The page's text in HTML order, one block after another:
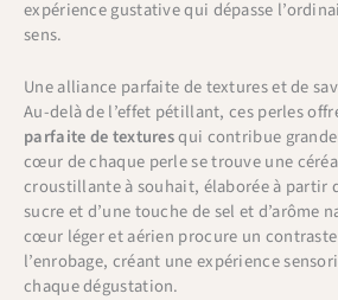
expérience gustative qui dépasse
sens.
Une alliance parfaite de textures et de
Au-delà de l’effet pétillant, ces perles
parfaite de texturesqui contribue
cœur de chaque perle se trouve une
croustillante à souhait, élaborée à partir
sucre et d’une touche de sel et d’arôme
cœur léger et aérien procure un
l’enrobage, créant une expérience
chaque dégustation.